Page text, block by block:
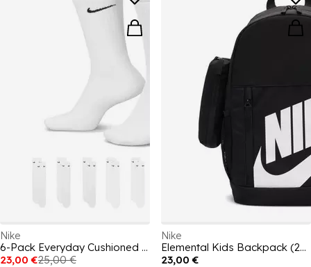
Nike
6-Pack Everyday Cushioned Training Crew Socks
23,00 €25,00 €
Nike
Elemental Kids Backpack (20l) Unisex Kids
23,00 €